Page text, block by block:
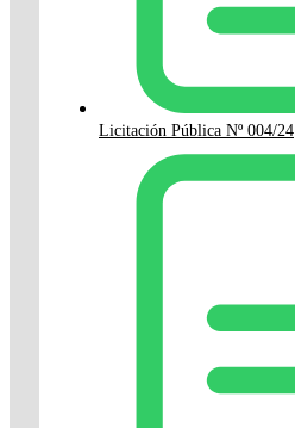
Licitación Pública Nº 004/24